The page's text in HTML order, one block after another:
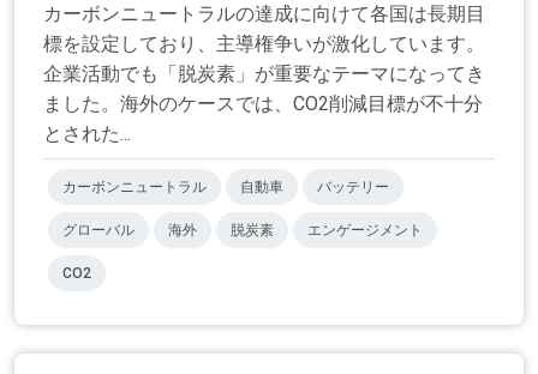
カーボンニュートラルの達成に向けて各国は長期目
標を設定しており、主導権争いが激化しています。
企業活動でも「脱炭素」が重要なテーマになってき
ました。海外のケースでは、CO2削減目標が不十分
とされた...
カーボンニュートラル 自動車 バッテリー
グローバル 海外 脱炭素 エンゲージメント
CO2